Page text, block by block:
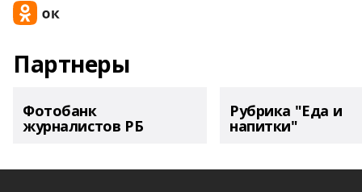
Партнеры
Фотобанк
журналистов РБ
Рубрика "Еда и
напитки"